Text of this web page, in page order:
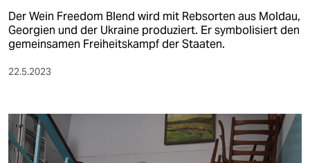
Der Wein Freedom Blend wird mit Rebsorten aus Moldau,
Georgien und der Ukraine produziert. Er symbolisiert den
gemeinsamen Freiheitskampf der Staaten.
22.5.2023